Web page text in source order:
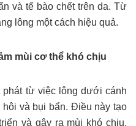
và tế bào chết trên da. Từ
lông một cách hiệu quả.
mùi cơ thể khó chịu
từ việc lông dưới cánh
và bụi bẩn. Điều này tạo
và gây ra mùi khó chịu,